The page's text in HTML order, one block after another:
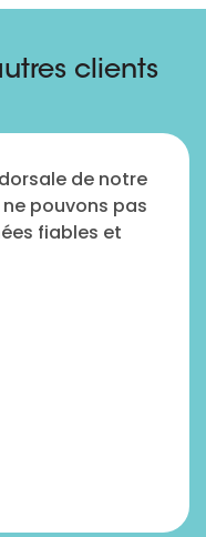
clients
de notre
pouvons pas
fiables et